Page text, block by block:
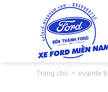
Trang chủ evambi